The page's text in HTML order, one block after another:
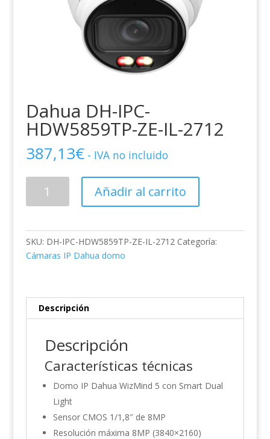
Dahua DH-IPC-
HDW5859TP-ZE-IL-2712
387,13€ - IVA no incluido
ZE-
IL-
Añadir al carrito
SKU: DH-IPC-HDW5859TP-ZE-IL-2712 Categoría:
Cámaras IP Dahua domo
Descripción
Descripción
Características técnicas
Domo IP Dahua WizMind 5 con Smart Dual
Light
Sensor CMOS 1/1,8″ de 8MP
Resolución máxima 8MP (3840×2160)